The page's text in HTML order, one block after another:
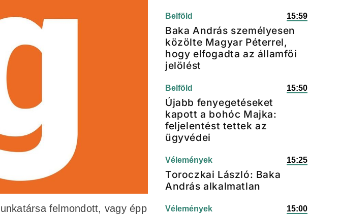
felmondott, vagy épp
Belföld 15:59
Baka András személyesen
közölte Magyar Péterrel,
hogy elfogadta az államfői
jelölést
Belföld 15:50
Újabb fenyegetéseket
kapott a bohóc Majka:
feljelentést tettek az
ügyvédei
Vélemények 15:25
Toroczkai László: Baka
András alkalmatlan
Vélemények 15:00